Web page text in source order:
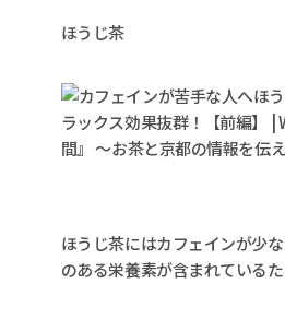
ほうじ茶
ほうじ茶にはカフェインが少
のある栄養素が含まれている